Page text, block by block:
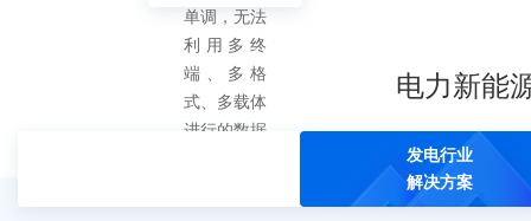
单调，无法
利用多终
端、多格
式、多载体
进行的数据
电力新能
发电行业
解决方案